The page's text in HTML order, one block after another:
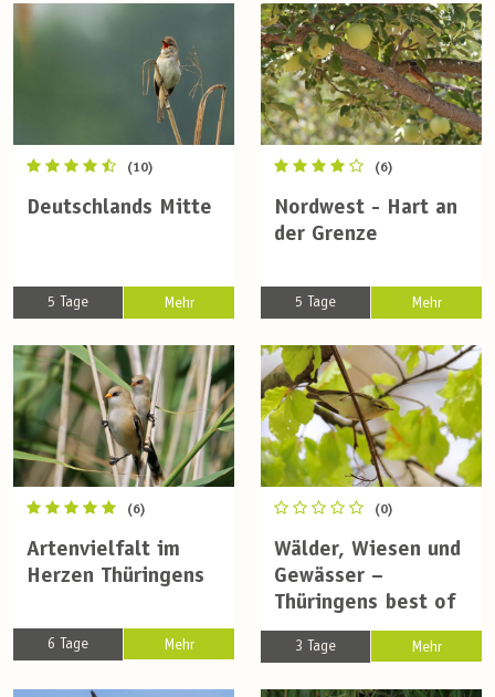
(10)
Deutschlands Mitte
5 Tage Mehr
(6)
Nordwest - Hart an
der Grenze
5 Tage Mehr
(6)
Artenvielfalt im
Herzen Thüringens
6 Tage Mehr
(0)
Wälder, Wiesen und
Gewässer –
Thüringens best of
3 Tage Mehr